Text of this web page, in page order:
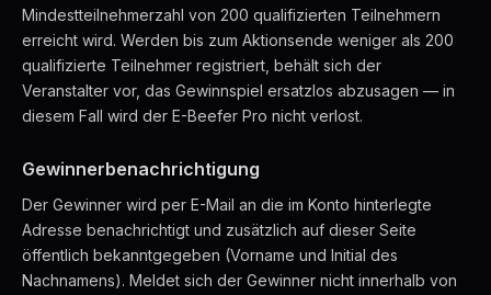
Mindestteilnehmerzahl von 200 qualifizierten Teilnehmern
erreicht wird. Werden bis zum Aktionsende weniger als 200
qualifizierte Teilnehmer registriert, behält sich der
Veranstalter vor, das Gewinnspiel ersatzlos abzusagen — in
diesem Fall wird der E-Beefer Pro nicht verlost.
Gewinnerbenachrichtigung
Der Gewinner wird per E-Mail an die im Konto hinterlegte
Adresse benachrichtigt und zusätzlich auf dieser Seite
öffentlich bekanntgegeben (Vorname und Initial des
Nachnamens). Meldet sich der Gewinner nicht innerhalb von